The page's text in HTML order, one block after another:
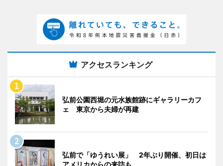
アクセスランキング
弘前公園西堀の元水族館跡にギャラリーカフ
ェ 東京から夫婦が再建
弘前で「ゆうれい展」 2年ぶり開催、初日は